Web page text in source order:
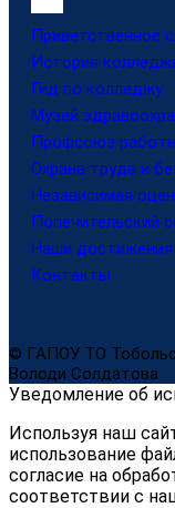
Приветственное
История
Гид по колледжу
Музей
Профсоюз
Охрана труда и
Независимая
Попечительский
Наши достижения
Контакты
© ГАПОУ ТО
Володи Солдатова
Уведомление об
Используя наш
использование
согласие на
соответствии с